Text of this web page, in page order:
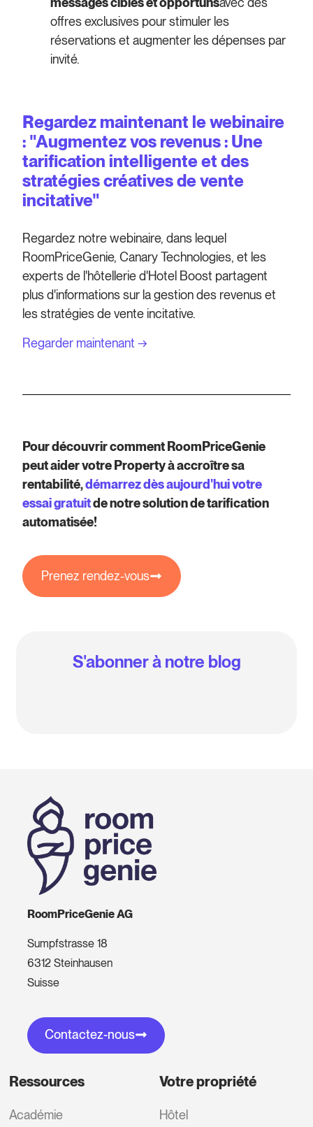
offres exclusives pour stimuler les
réservations et augmenter les dépenses par
invité.
Regardez maintenant le webinaire
: "Augmentez vos revenus : Une
tarification intelligente et des
stratégies créatives de vente
incitative"
Regardez notre webinaire, dans lequel
RoomPriceGenie, Canary Technologies, et les
experts de l'hôtellerie d'Hotel Boost partagent
plus d'informations sur la gestion des revenus et
les stratégies de vente incitative.
Regarder maintenant →
Pour découvrir comment RoomPriceGenie
peut aider votre Property à accroître sa
rentabilité,démarrez dès aujourd'hui votre
essai gratuitde notre solution de tarification
automatisée!
Prenez rendez-vous
S'abonner à notre blog
RoomPriceGenie AG
Sumpfstrasse 18
6312 Steinhausen
Suisse
Contactez-nous
Ressources
Académie
Votre propriété
Hôtel